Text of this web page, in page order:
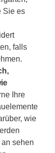
Sie es
falls
Ihre
wie
sehen